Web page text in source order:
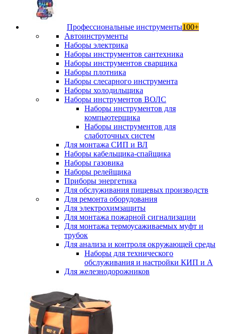
Профессиональные инструменты100+
Автоинструменты
Наборы электрика
Наборы инструментов сантехника
Наборы инструментов сварщика
Наборы плотника
Наборы слесарного инструмента
Наборы холодильщика
Наборы инструментов ВОЛС
Наборы инструментов для
компьютерщика
Наборы инструментов для
слаботочных систем
Для монтажа СИП и ВЛ
Наборы кабельщика-спайщика
Наборы газовика
Наборы релейщика
Приборы энергетика
Для обслуживания пищевых производств
Для ремонта оборудования
Для электрохимзащиты
Для монтажа пожарной сигнализации
Для монтажа термоусаживаемых муфт и
трубок
Для анализа и контроля окружающей среды
Наборы для технического
обслуживания и настройки КИП и А
Для железнодорожников